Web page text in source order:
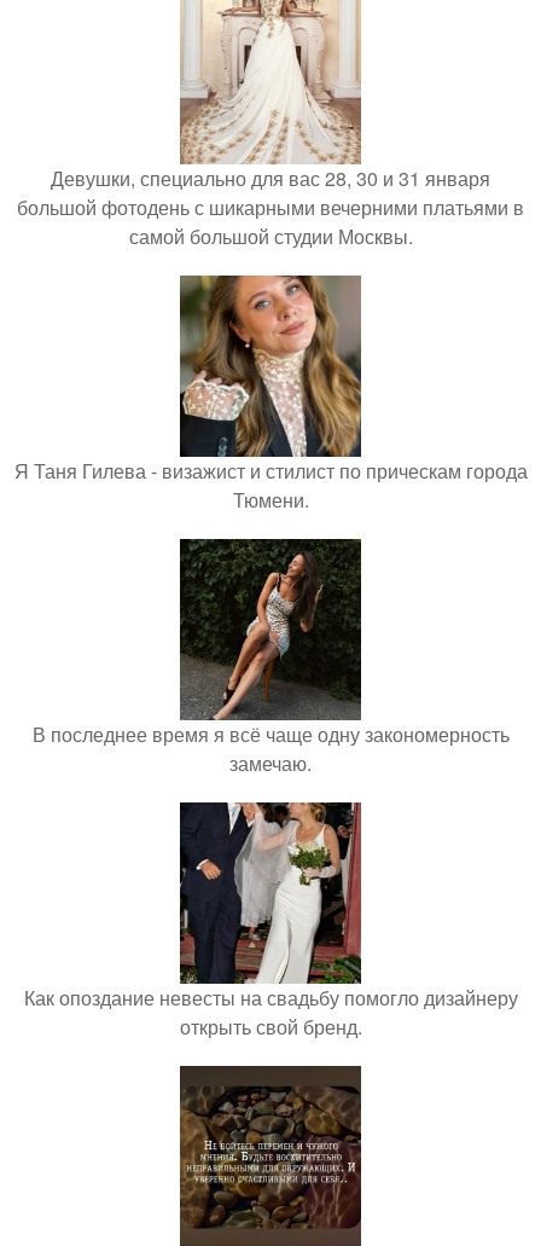
Девушки, специально для вас 28, 30 и 31 января
большой фотодень с шикарными вечерними платьями в
самой большой студии Москвы.
Я Таня Гилева - визажист и стилист по прическам города
Тюмени.
В последнее время я всё чаще одну закономерность
замечаю.
Как опоздание невесты на свадьбу помогло дизайнеру
открыть свой бренд.